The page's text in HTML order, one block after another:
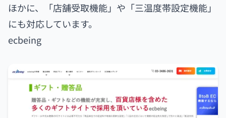
ほかに、「店舗受取機能」や「三温度帯設定機能」
にも対応しています。
ecbeing